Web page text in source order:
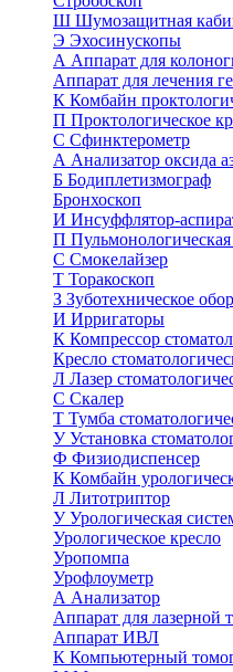
Ш Шумозащитная
Э Эхосинускопы
А Аппарат для
Аппарат для лечения
К Комбайн
П Проктологическое
С Сфинктерометр
А Анализатор оксида
Б Бодиплетизмограф
Бронхоскоп
И Инсуффлятор-
П
С Смокелайзер
Т Торакоскоп
З Зуботехническое
И Ирригаторы
К Компрессор
Кресло
Л Лазер
С Скалер
Т Тумба
УУстановка
Ф Физиодиспенсер
К Комбайн
Л Литотриптор
УУрологическая
Урологическое кресло
Уропомпа
Урофлоуметр
А Анализатор
Аппарат для лазерной
Аппарат ИВЛ
К Компьютерный